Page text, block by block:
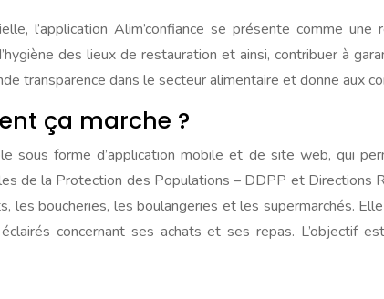
l’application Alim’confiance se présente comme
des lieux de restauration et ainsi, contribuer à
transparence dans le secteur alimentaire et donne aux
ça marche ?
sous forme d’application mobile et de site web, qui
de la Protection des Populations – DDPP et Directions
boucheries, les boulangeries et les supermarchés.
concernant ses achats et ses repas. L’objectif